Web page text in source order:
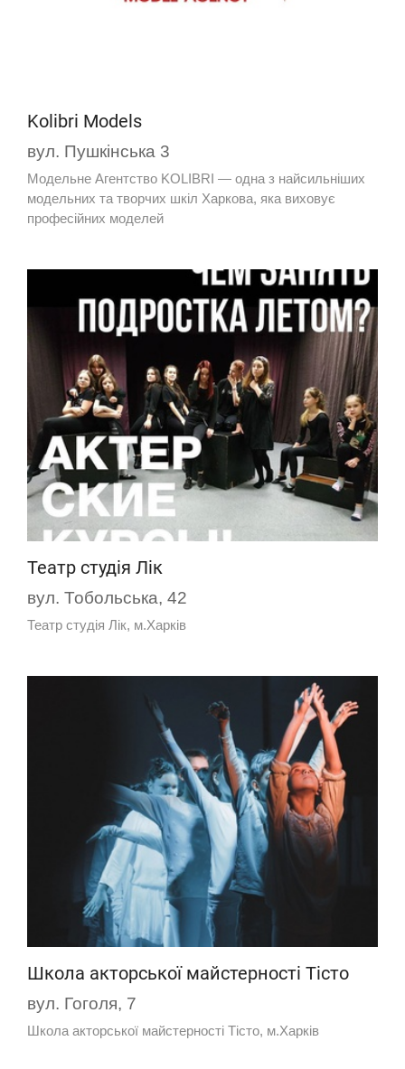
Kolibri Models
вул. Пушкінська 3
Модельне Агентство KOLIBRI — одна з найсильніших
модельних та творчих шкіл Харкова, яка виховує
професійних моделей
Театр студія Лік
вул. Тобольська, 42
Театр студія Лік, м.Харків
Школа акторської майстерності Тісто
вул. Гоголя, 7
Школа акторської майстерності Тісто, м.Харків